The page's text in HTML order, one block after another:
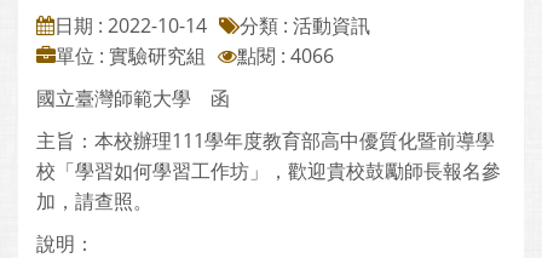
日期 : 2022-10-14
分類 : 活動資訊
單位 : 實驗研究組
點閱 : 4066
國立臺灣師範大學 函
主旨：本校辦理111學年度教育部高中優質化暨前導學
校「學習如何學習工作坊」，歡迎貴校鼓勵師長報名參
加，請查照。
說明：